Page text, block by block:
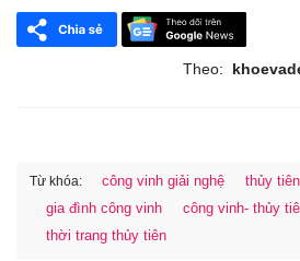
Theo:
Từ khóa: công vinh giải nghệ
thủy
gia đình công vinh
công vinh- thủy
thời trang thủy tiên